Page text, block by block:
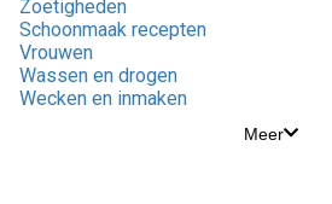
Zoetigheden
Schoonmaak recepten
Vrouwen
Wassen en drogen
Wecken en inmaken
Meer